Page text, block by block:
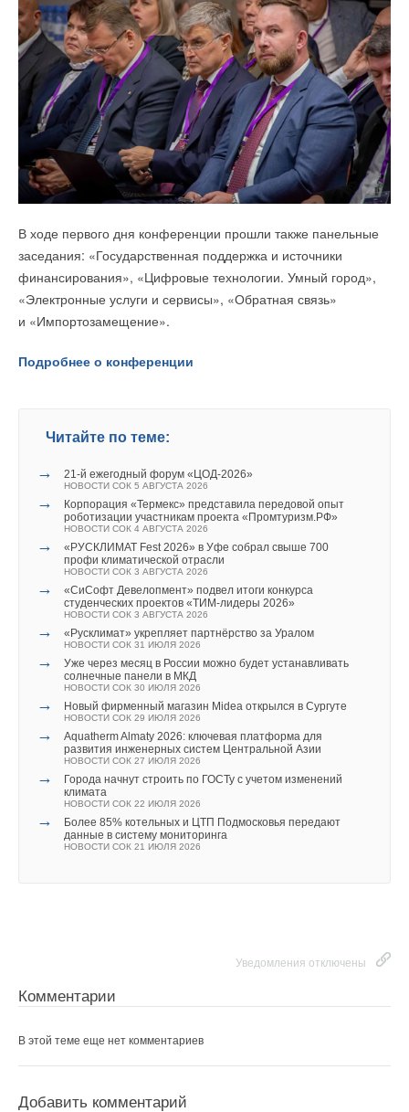
В ходе первого дня конференции прошли также панельные
заседания: «Государственная поддержка и источники
финансирования», «Цифровые технологии. Умный город»,
«Электронные услуги и сервисы», «Обратная связь»
и «Импортозамещение».
Подробнее о конференции
Читайте по теме:
→ 21-й ежегодный форум «ЦОД-2026»
НОВОСТИ СОК 5 АВГУСТА 2026
→
Корпорация «Термекс» представила передовой опыт
роботизации участникам проекта «Промтуризм.РФ»
НОВОСТИ СОК 4 АВГУСТА 2026
→
«РУСКЛИМАТ Fest 2026» в Уфе собрал свыше 700
профи климатической отрасли
НОВОСТИ СОК 3 АВГУСТА 2026
→
«СиСофт Девелопмент» подвел итоги конкурса
студенческих проектов «ТИМ-лидеры 2026»
НОВОСТИ СОК 3 АВГУСТА 2026
→ «Русклимат» укрепляет партнёрство за Уралом
НОВОСТИ СОК 31 ИЮЛЯ 2026
→
Уже через месяц в России можно будет устанавливать
солнечные панели в МКД
НОВОСТИ СОК 30 ИЮЛЯ 2026
→ Новый фирменный магазин Midea открылся в Сургуте
НОВОСТИ СОК 29 ИЮЛЯ 2026
→
Aquatherm Almaty 2026: ключевая платформа для
развития инженерных систем Центральной Азии
НОВОСТИ СОК 27 ИЮЛЯ 2026
→
Города начнут строить по ГОСТу с учетом изменений
климата
НОВОСТИ СОК 22 ИЮЛЯ 2026
→
Более 85% котельных и ЦТП Подмосковья передают
данные в систему мониторинга
НОВОСТИ СОК 21 ИЮЛЯ 2026
Уведомления отключены
Комментарии
В этой теме еще нет комментариев
Добавить комментарий
Подробнее о конференции
Читайте по теме:
→ 21-й ежегодный форум «ЦОД-2026»
НОВОСТИ СОК 5 АВГУСТА 2026
→
Корпорация «Термекс» представила передовой опыт
→
«РУСКЛИМАТ Fest 2026» в Уфе собрал свыше 700
НОВОСТИ СОК 3 АВГУСТА 2026
НОВОСТИ СОК 31 ИЮЛЯ 2026
Уже через месяц в России можно будет устанавливать
солнечные панели в МКД
НОВОСТИ СОК 30 ИЮЛЯ 2026
Новый фирменный магазин Midea открылся в Сургуте
НОВОСТИ СОК 29 ИЮЛЯ 2026
Aquatherm Almaty 2026: ключевая платформа для
развития инженерных систем Центральной Азии
НОВОСТИ СОК 27 ИЮЛЯ 2026
Города начнут строить по ГОСТу с учетом изменений
климата
НОВОСТИ СОК 22 ИЮЛЯ 2026
Более 85% котельных и ЦТП Подмосковья передают
данные в систему мониторинга
НОВОСТИ СОК 21 ИЮЛЯ 2026
Уведомления отключены
Комментарии